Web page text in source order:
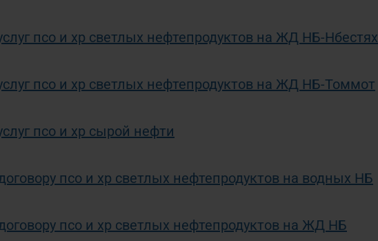
псо и хр светлых нефтепродуктов на ЖД НБ-Нбестях
псо и хр светлых нефтепродуктов на ЖД НБ-Томмот
псо и хр сырой нефти
псо и хр светлых нефтепродуктов на водных НБ
псо и хр светлых нефтепродуктов на ЖД НБ